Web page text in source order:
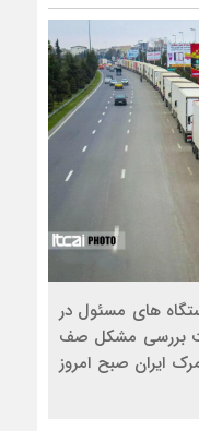
های مسئول در
بررسی مشکل صف
ایران صبح امروز